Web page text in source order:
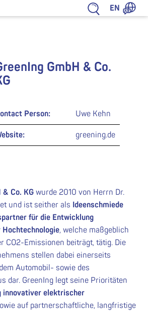
EN
GmbH & Co.
Person: Uwe Kehn
greening.de
& Co. KGwurde 2010 von Herrn Dr.
und ist seither als Ideenschmiede
für die Entwicklung
, welche maßgeblich
CO2-Emissionen beiträgt, tätig. Die
stellen dabei einerseits
Automobil- sowie des
dar. GreenIng legt seine Prioritäten
innovativer elektrischer
auf partnerschaftliche, langfristige